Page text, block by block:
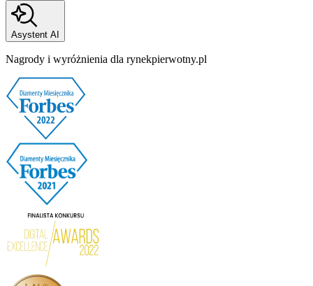
Asystent AI
Nagrody i wyróżnienia dla rynekpierwotny.pl